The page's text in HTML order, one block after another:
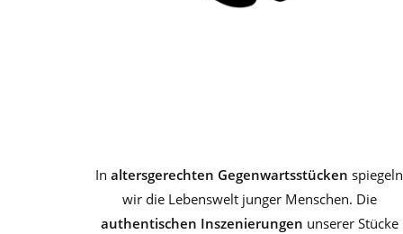
In altersgerechten Gegenwartsstücken spiegeln
wir die Lebenswelt junger Menschen. Die
authentischen Inszenierungen unserer Stücke